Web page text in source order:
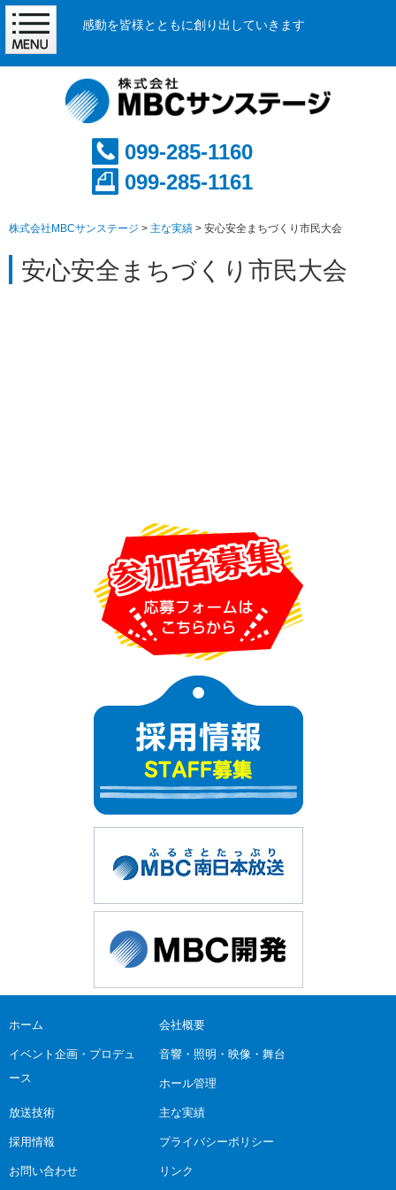
感動を皆様とともに創り出していきます
099-285-1160
099-285-1161
株式会社MBCサンステージ > 主な実績 > 安心安全まちづくり市民大会
安心安全まちづくり市民大会
ホーム 会社概要
イベント企画・プロデュ
ース
音響・照明・映像・舞台
ホール管理
放送技術 主な実績
採用情報 プライバシーポリシー
お問い合わせ リンク